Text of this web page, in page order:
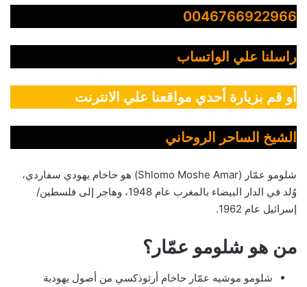
0046766922966
راسلنا علي الواتساب
أو قم بزيارة أحدي مواقعنا علي الانترنت
الشيخ الساحر الروحاني
شلومو عمّار (Shlomo Moshe Amar) هو حاخام يهودي سفاردي،
وُلد في الدار البيضاء بالمغرب عام 1948، وهاجر إلى فلسطين/
إسرائيل عام 1962.
من هو شلومو عمّار؟
شلومو موشيه عمّار حاخام أرثوذكسي من أصول يهودية